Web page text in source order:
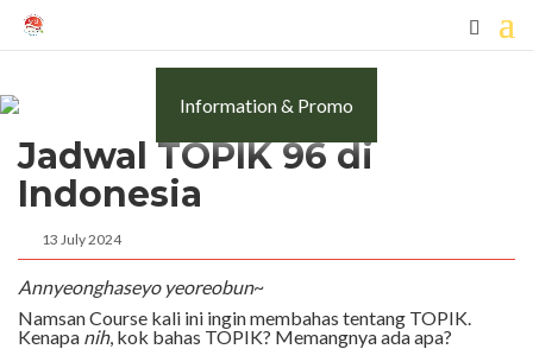
Information & Promo
Jadwal TOPIK 96 di
Indonesia
13 July 2024
Annyeonghaseyo yeoreobun~
Namsan Course kali ini ingin membahas tentang TOPIK.
Kenapa nih, kok bahas TOPIK? Memangnya ada apa?